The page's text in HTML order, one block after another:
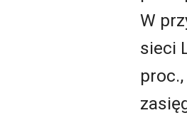
W
sieci